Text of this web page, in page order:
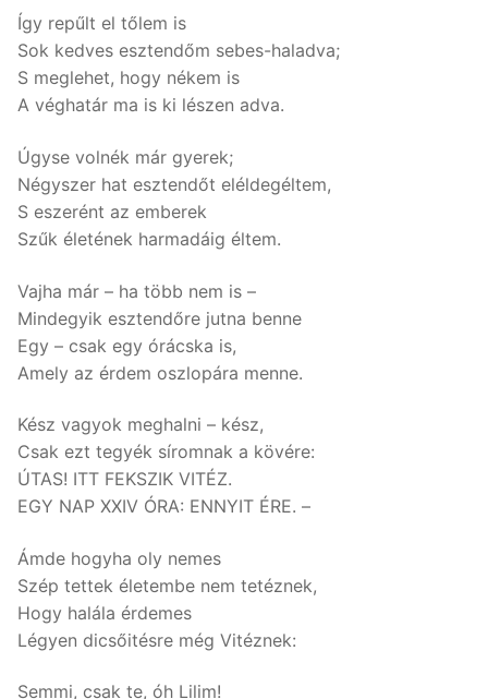
Így repűlt el tőlem is
Sok kedves esztendőm sebes-haladva;
S meglehet, hogy nékem is
A véghatár ma is ki lészen adva.
Úgyse volnék már gyerek;
Négyszer hat esztendőt eléldegéltem,
S eszerént az emberek
Szűk életének harmadáig éltem.
Vajha már – ha több nem is –
Mindegyik esztendőre jutna benne
Egy – csak egy órácska is,
Amely az érdem oszlopára menne.
Kész vagyok meghalni – kész,
Csak ezt tegyék síromnak a kövére:
ÚTAS! ITT FEKSZIK VITÉZ.
EGY NAP XXIV ÓRA: ENNYIT ÉRE. –
Ámde hogyha oly nemes
Szép tettek életembe nem tetéznek,
Hogy halála érdemes
Légyen dicsőitésre még Vitéznek:
Semmi, csak te, óh Lilim!